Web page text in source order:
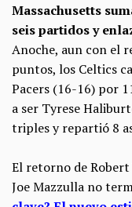
Massachusetts
seis partidos y
Anoche, aun con el
puntos, los Celtics
Pacers (16-16) por
a ser Tyrese
triples y repartió 8
El retorno de
Joe Mazzulla no